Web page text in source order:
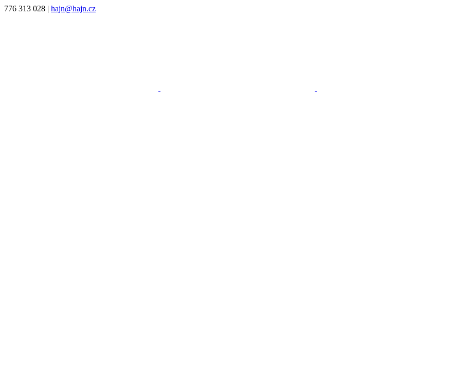
776 313 028 | hajn@hajn.cz